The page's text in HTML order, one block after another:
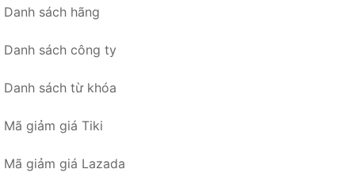
Danh sách hãng
Danh sách công ty
Danh sách từ khóa
Mã giảm giá Tiki
Mã giảm giá Lazada